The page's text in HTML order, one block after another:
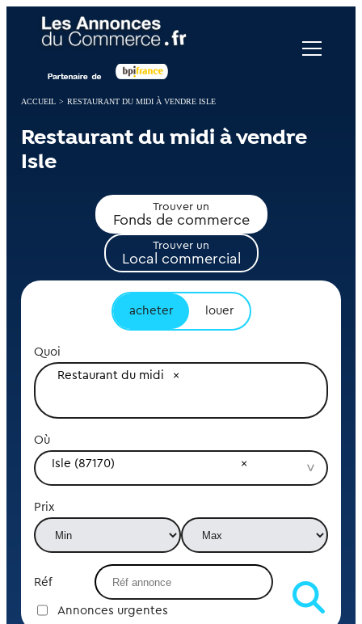
ACCUEIL > RESTAURANT DU MIDI À VENDRE ISLE
Restaurant du midi à vendre
Isle
Trouver un
Fonds de commerce
Trouver un
Local commercial
acheter louer
Quoi
Restaurant du midi
Où
Isle (87170)
Prix
Réf
Annonces urgentes
Panneau de gestion des cookies